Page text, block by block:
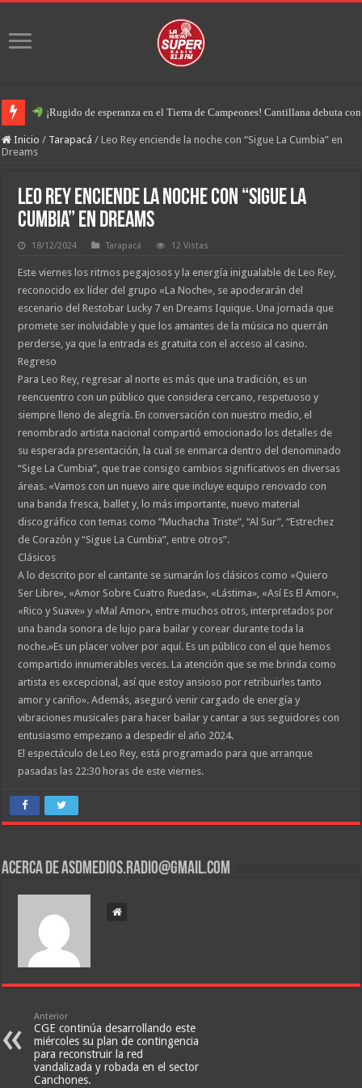
¡Rugido de esperanza en el Tierra de Campeones! Cantillana debuta
Inicio / Tarapacá / Leo Rey enciende la noche con “Sigue La Cumbia” en
Dreams
Leo Rey enciende la noche con “Sigue La
Cumbia” en Dreams
18/12/2024 Tarapacá 12 Vistas
Este viernes los ritmos pegajosos y la energía inigualable de Leo Rey,
reconocido ex líder del grupo «La Noche», se apoderarán del
escenario del Restobar Lucky 7 en Dreams Iquique. Una jornada que
promete ser inolvidable y que los amantes de la música no querrán
perderse, ya que la entrada es gratuita con el acceso al casino.
Regreso
Para Leo Rey, regresar al norte es más que una tradición, es un
reencuentro con un público que considera cercano, respetuoso y
siempre lleno de alegría. En conversación con nuestro medio, el
renombrado artista nacional compartió emocionado los detalles de
su esperada presentación, la cual se enmarca dentro del denominado
“Sige La Cumbia”, que trae consigo cambios significativos en diversas
áreas. «Vamos con un nuevo aire que incluye equipo renovado con
una banda fresca, ballet y, lo más importante, nuevo material
discográfico con temas como “Muchacha Triste”, “Al Sur”, “Estrechez
de Corazón y “Sigue La Cumbia”, entre otros”.
Clásicos
A lo descrito por el cantante se sumarán los clásicos como «Quiero
Ser Libre», «Amor Sobre Cuatro Ruedas», «Lástima», «Así Es El Amor»,
«Rico y Suave» y «Mal Amor», entre muchos otros, interpretados por
una banda sonora de lujo para bailar y corear durante toda la
noche.»Es un placer volver por aquí. Es un público con el que hemos
compartido innumerables veces. La atención que se me brinda como
artista es excepcional, así que estoy ansioso por retribuirles tanto
amor y cariño». Además, aseguró venir cargado de energía y
vibraciones musicales para hacer bailar y cantar a sus seguidores con
entusiasmo empezano a despedir el año 2024.
El espectáculo de Leo Rey, está programado para que arranque
pasadas las 22:30 horas de este viernes.
Acerca de asdmedios.radio@gmail.com
Anterior
CGE continúa desarrollando este
miércoles su plan de contingencia
para reconstruir la red
vandalizada y robada en el sector
Canchones.